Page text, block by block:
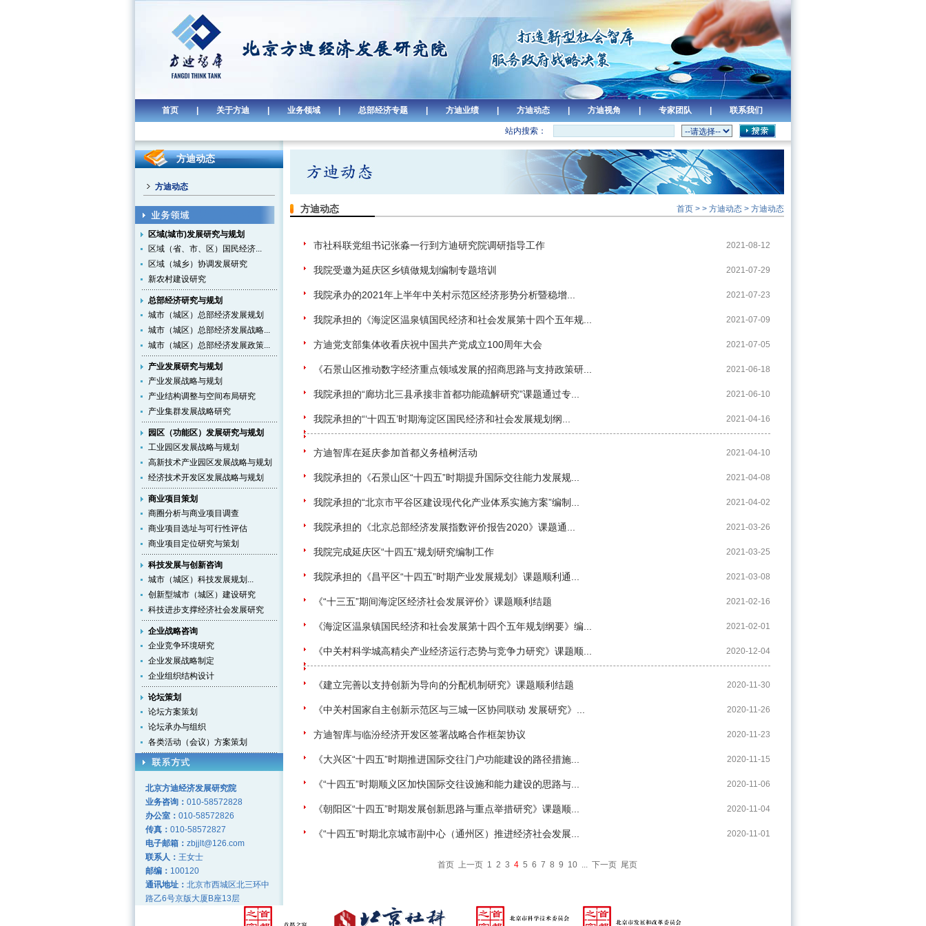
首页 | 关于方迪 | 业务领域 | 总部经济专题 | 方迪业绩 | 方迪动态 | 方迪视角 | 专家团队 | 联系我们
站内搜索：
方迪动态
方迪动态
区域(城市)发展研究与规划
区域（省、市、区）国民经济...
区域（城乡）协调发展研究
新农村建设研究
总部经济研究与规划
城市（城区）总部经济发展规划
城市（城区）总部经济发展战略...
城市（城区）总部经济发展政策...
产业发展研究与规划
产业发展战略与规划
产业结构调整与空间布局研究
产业集群发展战略研究
园区（功能区）发展研究与规划
工业园区发展战略与规划
高新技术产业园区发展战略与规划
经济技术开发区发展战略与规划
商业项目策划
商圈分析与商业项目调查
商业项目选址与可行性评估
商业项目定位研究与策划
科技发展与创新咨询
城市（城区）科技发展规划...
创新型城市（城区）建设研究
科技进步支撑经济社会发展研究
企业战略咨询
企业竞争环境研究
企业发展战略制定
企业组织结构设计
论坛策划
论坛方案策划
论坛承办与组织
各类活动（会议）方案策划
北京方迪经济发展研究院
业务咨询： 010-58572828
办公室： 010-58572826
传真： 010-58572827
电子邮箱： zbjjlt@126.com
联系人： 王女士
邮编： 100120
通讯地址： 北京市西城区北三环中
路乙6号京版大厦B座13层
首页 > > 方迪动态 > 方迪动态
方迪动态
2021-08-12
市社科联党组书记张淼一行到方迪研究院调研指导工作
2021-07-29
我院受邀为延庆区乡镇做规划编制专题培训
2021-07-23
我院承办的2021年上半年中关村示范区经济形势分析暨稳增...
2021-07-09
我院承担的《海淀区温泉镇国民经济和社会发展第十四个五年规...
2021-07-05
方迪党支部集体收看庆祝中国共产党成立100周年大会
2021-06-18
《石景山区推动数字经济重点领域发展的招商思路与支持政策研...
2021-06-10
我院承担的“廊坊北三县承接非首都功能疏解研究”课题通过专...
2021-04-16
我院承担的“‘十四五’时期海淀区国民经济和社会发展规划纲...
2021-04-10
方迪智库在延庆参加首都义务植树活动
2021-04-08
我院承担的《石景山区“十四五”时期提升国际交往能力发展规...
2021-04-02
我院承担的“北京市平谷区建设现代化产业体系实施方案”编制...
2021-03-26
我院承担的《北京总部经济发展指数评价报告2020》课题通...
2021-03-25
我院完成延庆区“十四五”规划研究编制工作
2021-03-08
我院承担的《昌平区“十四五”时期产业发展规划》课题顺利通...
2021-02-16
《“十三五”期间海淀区经济社会发展评价》课题顺利结题
2021-02-01
《海淀区温泉镇国民经济和社会发展第十四个五年规划纲要》编...
2020-12-04
《中关村科学城高精尖产业经济运行态势与竞争力研究》课题顺...
2020-11-30
《建立完善以支持创新为导向的分配机制研究》课题顺利结题
2020-11-26
《中关村国家自主创新示范区与三城一区协同联动 发展研究》...
2020-11-23
方迪智库与临汾经济开发区签署战略合作框架协议
2020-11-15
《大兴区“十四五”时期推进国际交往门户功能建设的路径措施...
2020-11-06
《“十四五”时期顺义区加快国际交往设施和能力建设的思路与...
2020-11-04
《朝阳区“十四五”时期发展创新思路与重点举措研究》课题顺...
2020-11-01
《“十四五”时期北京城市副中心（通州区）推进经济社会发展...
首页 上一页 1 2 3 4 5 6 7 8 9 10 ... 下一页 尾页